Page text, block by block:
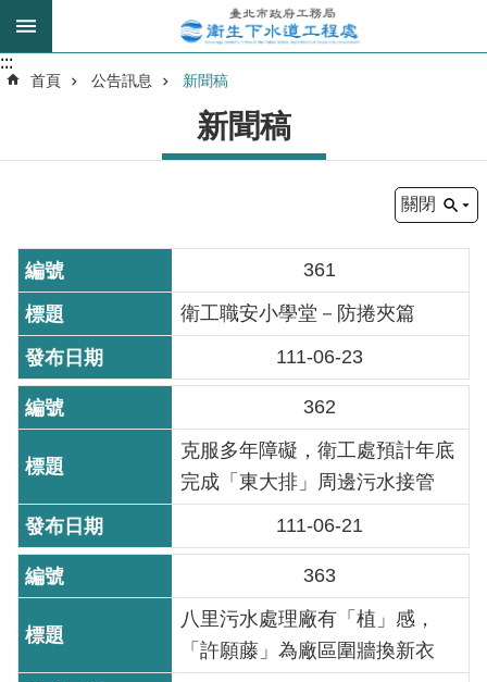
跳到主要內容區塊
進
的
身
分
是
公
告
息
機
關
介
業
:::
:::
首頁 公告訊息 新聞稿
新聞稿
關閉
361
衛工職安小學堂－防捲夾篇
111-06-23
362
克服多年障礙，衛工處預計年底
完成「東大排」周邊污水接管
111-06-21
363
八里污水處理廠有「植」感，
「許願藤」為廠區圍牆換新衣